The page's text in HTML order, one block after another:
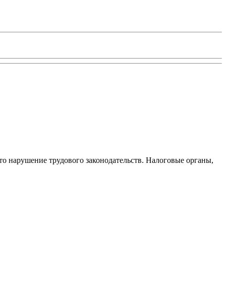
нарушение трудового законодательств. Налоговые органы,